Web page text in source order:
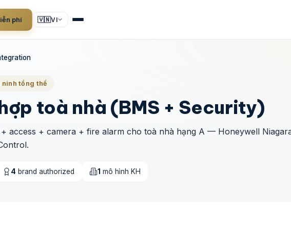
phí 🇻🇳VI
ninh tổng thể
toà nhà (BMS + Security)
access + camera + fire alarm cho toà nhà hạng A — Honeywell
4 brand authorized 1 mô hình KH